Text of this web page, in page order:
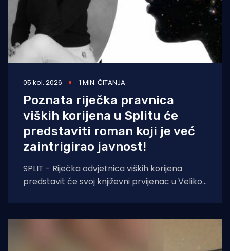
05 kol. 2026 1 MIN. ČITANJA
Poznata riječka pravnica
viških korijena u Splitu će
predstaviti roman koji je već
zaintrigirao javnost!
SPLIT - Riječka odvjetnica viških korijena
predstavit će svoj književni prvijenac u Velikoj